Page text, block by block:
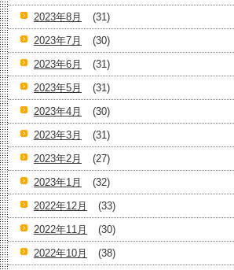
2023年8月
(31)
2023年7月
(30)
2023年6月
(31)
2023年5月
(31)
2023年4月
(30)
2023年3月
(31)
2023年2月
(27)
2023年1月
(32)
2022年12月
(33)
2022年11月
(30)
2022年10月
(38)